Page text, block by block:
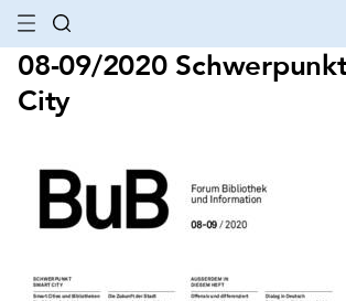
08-09/2020
City